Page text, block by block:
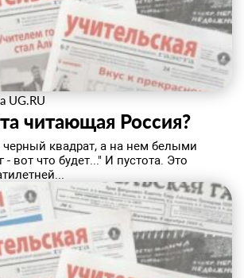
UG.RU
читающая Россия?
черный квадрат, а на нем белыми
вот что будет..." И пустота. Это